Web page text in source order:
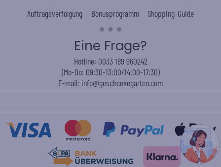
Auftragsverfolgung
Bonusprogramm Shopping-Guide
Eine Frage?
Hotline: 0033 189 960242
(Mo-Do: 09:30-13:00/14:00-17:30)
E-mail: info@geschenkegarten.com